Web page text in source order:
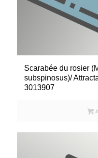
Scarabée du rosier
subspinosus)/
3013907